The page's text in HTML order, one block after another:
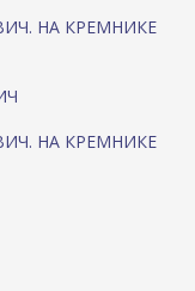
НА КРЕМНИКЕ
НА КРЕМНИКЕ